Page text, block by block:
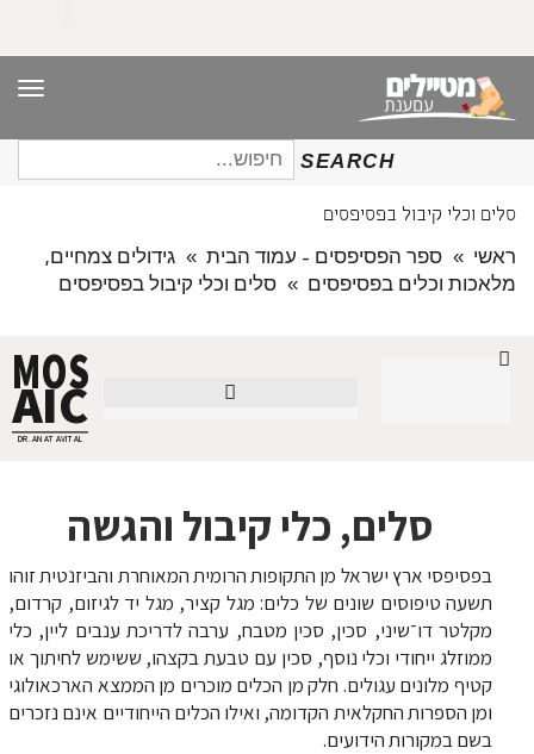
תפריט
SEARCH חיפוש
עבור:
וכלי קיבול בפסיפסים
» ספר הפסיפסים - עמוד הבית » גידולים צמחיים,
וכלים בפסיפסים » סלים וכלי קיבול בפסיפסים
MOS
AIC
DR. ANAT AVITAL
סלים, כלי קיבול והגשה
בפסיפסי ארץ ישראל מן התקופות הרומית המאוחרת והביזנטית זוהו
תשעה טיפוסים שונים של כלים: מגל קציר, מגל יד לגיזום, קרדום,
מקלטר דו־שיני, סכין, סכין מטבח, ערבה לדריכת ענבים ליין, כלי
ממוזלג ייחודי וכלי נוסף, סכין עם טבעת בקצהו, ששימש לחיתוך או
קטיף מלונים עגולים. חלק מן הכלים מוכרים מן הממצא הארכאולוגי
ומן הספרות החקלאית הקדומה, ואילו הכלים הייחודיים אינם נזכרים
בשם במקורות הידועים.